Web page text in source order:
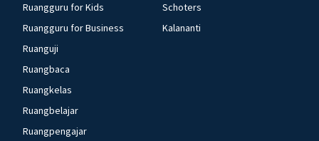
Ruangguru for Kids
Ruangguru for Business
Ruanguji
Ruangbaca
Ruangkelas
Ruangbelajar
Ruangpengajar
Schoters
Kalananti